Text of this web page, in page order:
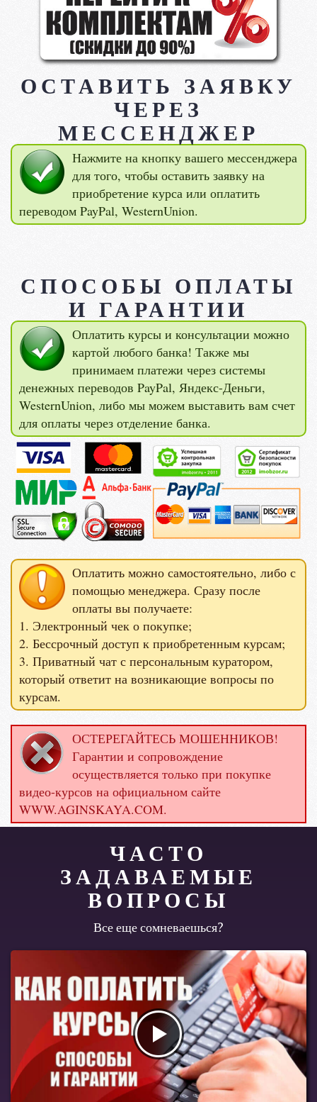
ОСТАВИТЬ ЗАЯВКУ
ЧЕРЕЗ
МЕССЕНДЖЕР
Нажмите на кнопку вашего мессенджера
для того, чтобы оставить заявку на
приобретение курса или оплатить
переводом PayPal, WesternUnion.
СПОСОБЫ ОПЛАТЫ
И ГАРАНТИИ
Оплатить курсы и консультации можно
картой любого банка! Также мы
принимаем платежи через системы
денежных переводов PayPal, Яндекс-Деньги,
WesternUnion, либо мы можем выставить вам счет
для оплаты через отделение банка.
Оплатить можно самостоятельно, либо с
помощью менеджера. Сразу после
оплаты вы получаете:
1. Электронный чек о покупке;
2. Бессрочный доступ к приобретенным курсам;
3. Приватный чат с персональным куратором,
который ответит на возникающие вопросы по
курсам.
ОСТЕРЕГАЙТЕСЬ МОШЕННИКОВ!
Гарантии и сопровождение
осуществляется только при покупке
видео-курсов на официальном сайте
WWW.AGINSKAYA.COM.
ЧАСТО
ЗАДАВАЕМЫЕ
ВОПРОСЫ
Все еще сомневаешься?